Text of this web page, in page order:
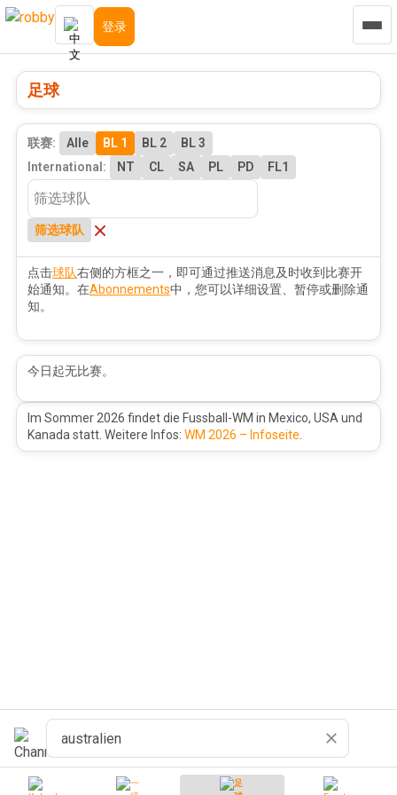
登录
足球
联赛: Alle BL 1 BL 2
BL 3
International:
NT CL SA PL PD FL1
筛选球队
点击球队右侧的方框之一，即可通过推送消息及时收到比赛开
始通知。在Abonnements中，您可以详细设置、暂停或删除通
知。
今日起无比赛。
Im Sommer 2026 findet die Fussball-WM in Mexico, USA und
Kanada statt. Weitere Infos: WM 2026 – Infoseite
搜索